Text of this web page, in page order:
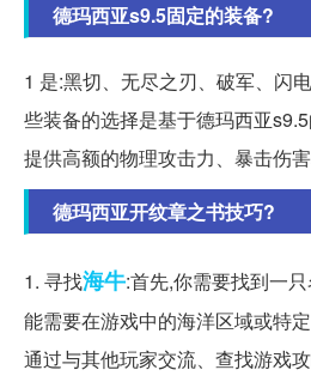
德玛西亚s9.5固定的装备?
1 是:黑切、无尽之刃、破军、闪
些装备的选择是基于德玛西亚
提供高额的物理攻击力、暴击伤害
德玛西亚开纹章之书技巧?
1. 寻找海牛:首先,你需要找到一
能需要在游戏中的海洋区域或特
通过与其他玩家交流、查找游戏